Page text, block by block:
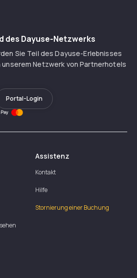
des Dayuse-Netzwerks
Sie Teil des Dayuse-Erlebnisses
unserem Netzwerk von Partnerhotels
Portal-Login
Assistenz
Kontakt
Hilfe
Stornierung einer Buchung